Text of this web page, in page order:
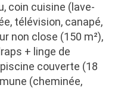
coin cuisine (lave-
télévision, canapé,
non close (150 m²),
+ linge de
couverte (18
(cheminée,